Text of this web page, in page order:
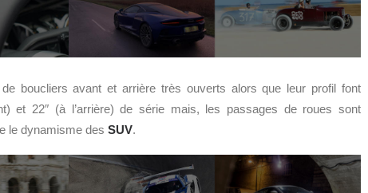
boucliers avant et arrière très ouverts alors que leur profil font
et 22″ (à l’arrière) de série mais, les passages de roues sont
le dynamisme des SUV.